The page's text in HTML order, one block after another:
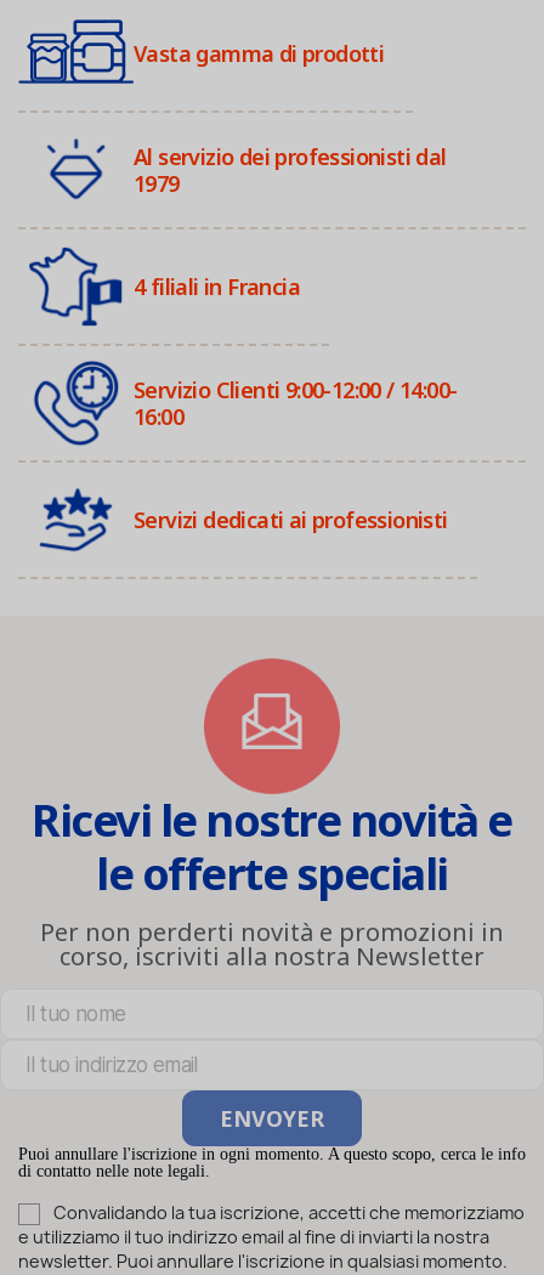
Vasta gamma di prodotti
Al servizio dei professionisti dal
1979
4 filiali in Francia
Servizio Clienti 9:00-12:00 / 14:00-
16:00
Servizi dedicati ai professionisti
Ricevi le nostre novità e
le offerte speciali
Per non perderti novità e promozioni in
corso, iscriviti alla nostra Newsletter
Puoi annullare l'iscrizione in ogni momento. A questo scopo, cerca le info
di contatto nelle note legali.
Convalidando la tua iscrizione, accetti che memorizziamo
e utilizziamo il tuo indirizzo email al fine di inviarti la nostra
newsletter. Puoi annullare l'iscrizione in qualsiasi momento.